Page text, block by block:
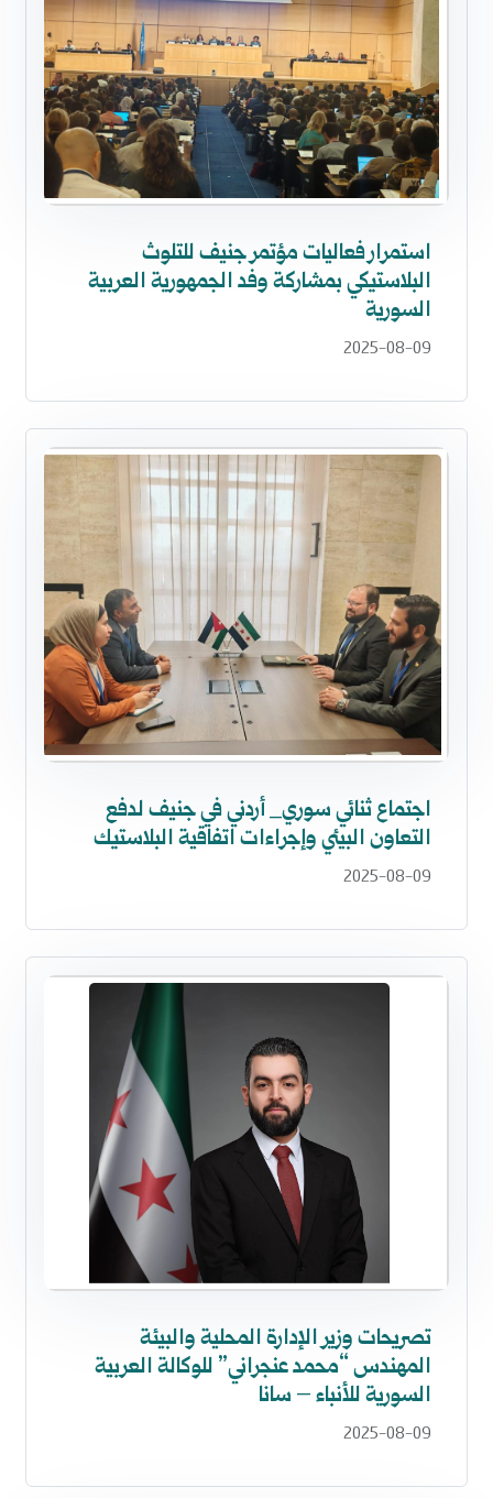
استمرار فعاليات مؤتمر جنيف للتلوث
البلاستيكي بمشاركة وفد الجمهورية العربية
السورية
2025-08-09
اجتماع ثنائي سوري_ أردني في جنيف لدفع
التعاون البيئي وإجراءات اتفاقية البلاستيك
2025-08-09
تصريحات وزير الإدارة المحلية والبيئة
المهندس “محمد عنجراني” للوكالة العربية
السورية للأنباء – سانا
2025-08-09